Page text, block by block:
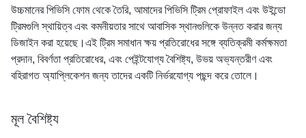
উচ্চমানের পিভিসি ফোম থেকে তৈরি, আমাদের পিভিসি ট্রিম প্রোফাইল এবং উইন্ডো
ট্রিমগুলি স্থায়িত্ব এবং কমনীয়তার সাথে আবাসিক স্থানগুলিকে উন্নত করার জন্য
ডিজাইন করা হয়েছে।এই ট্রিম সমাধান ক্ষয় প্রতিরোধের সঙ্গে ব্যতিক্রমী কর্মক্ষমতা
প্রদান, বিবর্ণতা প্রতিরোধের, এবং পেইন্টযোগ্য বৈশিষ্ট্য, উভয় অভ্যন্তরীণ এবং
বহিরাগত অ্যাপ্লিকেশন জন্য তাদের একটি নির্ভরযোগ্য পছন্দ করে তোলে।
মূল বৈশিষ্ট্য